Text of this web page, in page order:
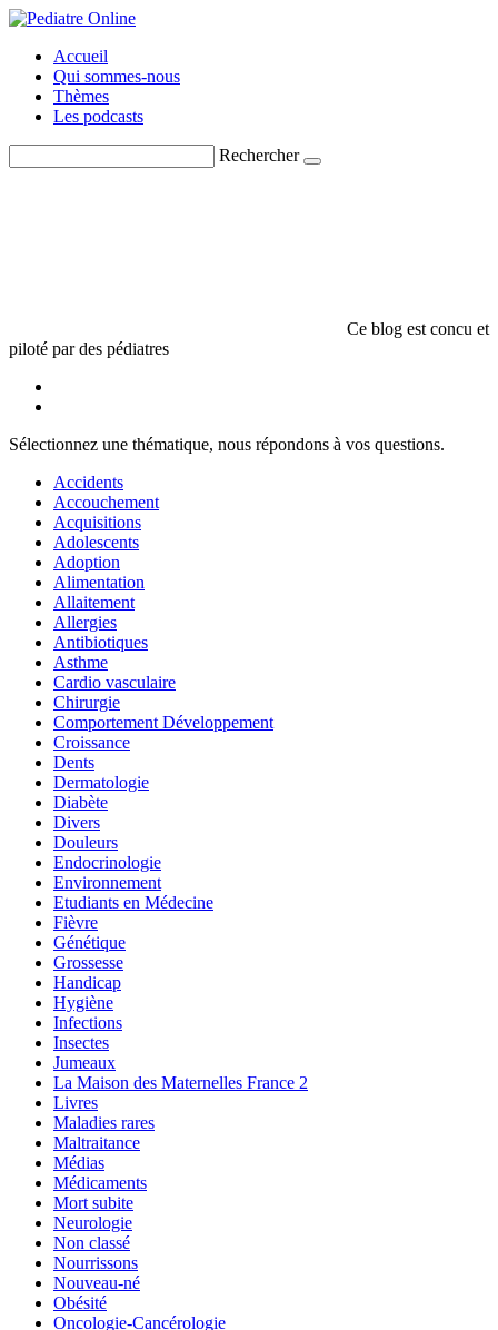
Accueil
Qui sommes-nous
Thèmes
Les podcasts
Rechercher
Ce blog est concu et
piloté par des pédiatres
Sélectionnez une thématique, nous répondons à vos questions.
Accidents
Accouchement
Acquisitions
Adolescents
Adoption
Alimentation
Allaitement
Allergies
Antibiotiques
Asthme
Cardio vasculaire
Chirurgie
Comportement Développement
Croissance
Dents
Dermatologie
Diabète
Divers
Douleurs
Endocrinologie
Environnement
Etudiants en Médecine
Fièvre
Génétique
Grossesse
Handicap
Hygiène
Infections
Insectes
Jumeaux
La Maison des Maternelles France 2
Livres
Maladies rares
Maltraitance
Médias
Médicaments
Mort subite
Neurologie
Non classé
Nourrissons
Nouveau-né
Obésité
Oncologie-Cancérologie